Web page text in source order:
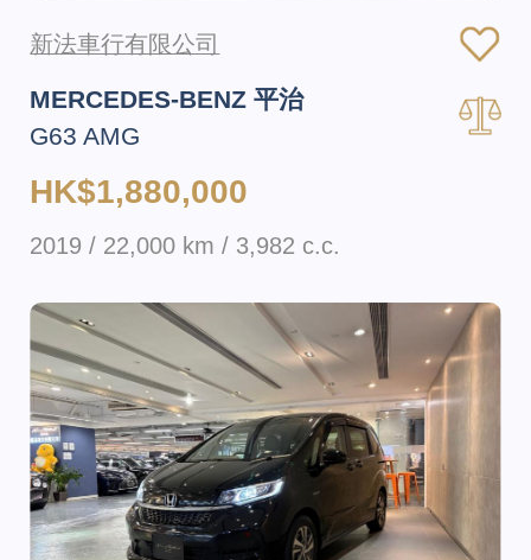
新法車行有限公司
MERCEDES-BENZ 平治
G63 AMG
HK$1,880,000
2019 / 22,000 km / 3,982 c.c.